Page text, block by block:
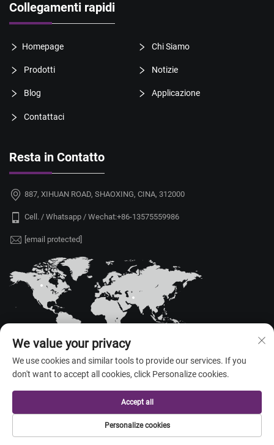
Collegamenti rapidi
Homepage Chi Siamo
Prodotti Notizie
Blog Applicazione
Contattaci
Resta in Contatto
887, XIHUAN ROAD, SHAOXING, CINA, 312000
Cell. / Whatsapp / Wechat:+86-13575559986
[email protected]
Informativa sulla privacy
We value your privacy
We use cookies and similar tools to provide our services. If you
don't want to accept all cookies, click Personalize cookies.
Personalize cookies
Accept all